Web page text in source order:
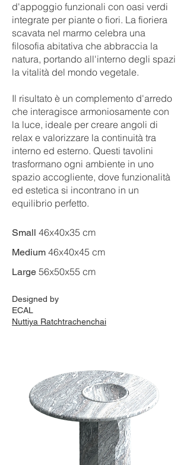
d'appoggio funzionali con oasi verdi
integrate per piante o fiori. La fioriera
scavata nel marmo celebra una
filosofia abitativa che abbraccia la
natura, portando all'interno degli spazi
la vitalità del mondo vegetale.
Il risultato è un complemento d'arredo
che interagisce armoniosamente con
la luce, ideale per creare angoli di
relax e valorizzare la continuità tra
interno ed esterno. Questi tavolini
trasformano ogni ambiente in uno
spazio accogliente, dove funzionalità
ed estetica si incontrano in un
equilibrio perfetto.
Small 46x40x35 cm
Medium 46x40x45 cm
Large 56x50x55 cm
Designed by
ECAL
Nuttiya Ratchtrachenchai